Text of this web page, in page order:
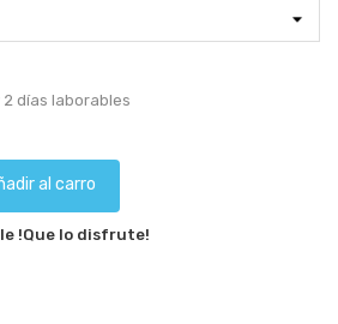
2 días laborables
al carro
!Que lo disfrute!